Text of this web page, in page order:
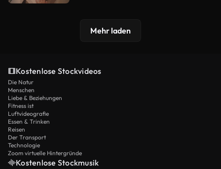
Mehr laden
Kostenlose Stockvideos
Die Natur
Menschen
Liebe & Beziehungen
Fitness ist
Luftvideografie
Essen & Trinken
Reisen
Der Transport
Technologie
Zoom virtuelle Hintergründe
Kostenlose Stockmusik